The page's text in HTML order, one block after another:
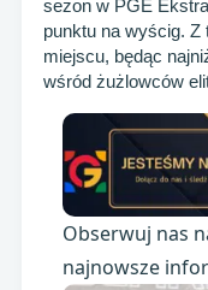
sezon w PGE
punktu na wyścig. Z
miejscu, będąc
wśród żużlowców
Obserwuj nas
najnowsze